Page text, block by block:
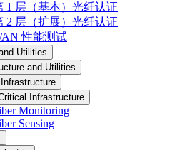
1 层（基本）光纤认证
2 层（扩展）光纤认证
性能测试
Utilities
and Utilities
Infrastructure
Monitoring
Sensing